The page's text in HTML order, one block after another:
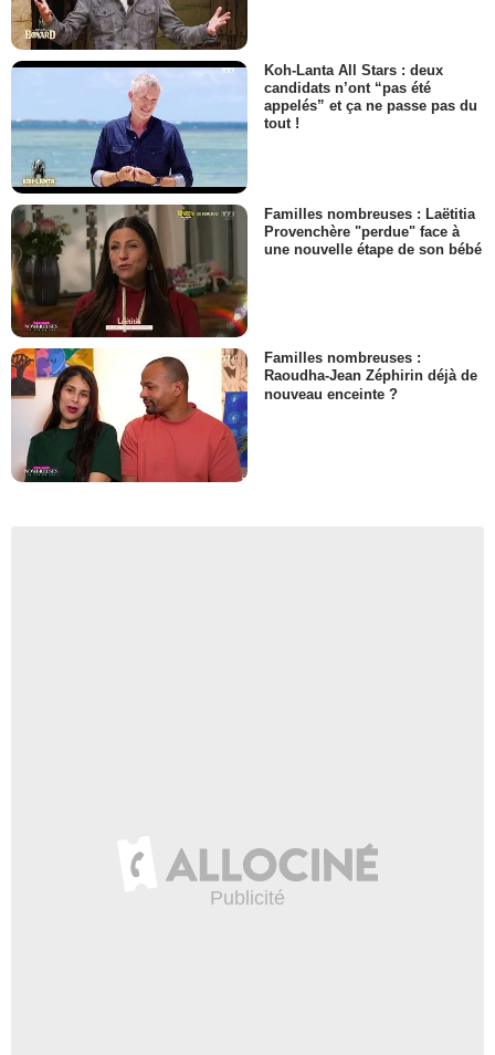
Koh-Lanta All Stars : deux
candidats n’ont “pas été
appelés” et ça ne passe pas du
tout !
Familles nombreuses : Laëtitia
Provenchère "perdue" face à
une nouvelle étape de son bébé
Familles nombreuses :
Raoudha-Jean Zéphirin déjà de
nouveau enceinte ?